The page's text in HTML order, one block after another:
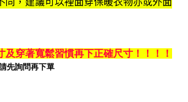
及穿著寬鬆習慣再下正確尺寸！！！！
先詢問再下單